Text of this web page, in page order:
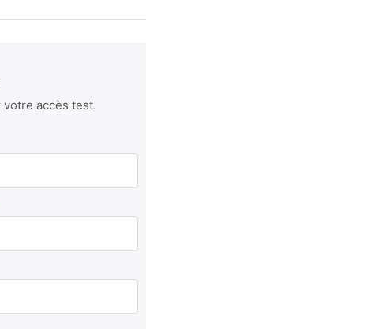
accès test.